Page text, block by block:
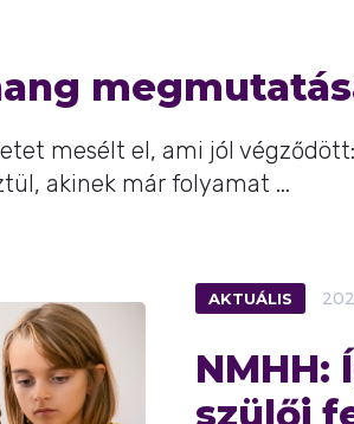
mesélt el, ami jól
akinek már folyamat ...
AKTUÁLIS
szülői